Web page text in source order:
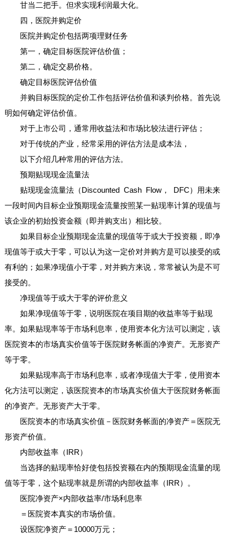
甘当二把手。但求实现利润最大化。
四，医院并购定价
医院并购定价包括两项理财任务
第一，确定目标医院评估价值；
第二，确定交易价格。
确定目标医院评估价值
并购目标医院的定价工作包括评估价值和谈判价格。首先说
明如何确定评估价值。
对于上市公司，通常用收益法和市场比较法进行评估；
对于传统的产业，经常采用的评估方法是成本法，
以下介绍几种常用的评估方法。
预期贴现现金流量法
贴现现金流量法（Discounted Cash Flow， DFC）用未来
一段时间内目标企业预期现金流量按照某一贴现率计算的现值与
该企业的初始投资金额（即并购支出）相比较。
如果目标企业预期现金流量的现值等于或大于投资额，即净
现值等于或大于零，可以认为这一定价对并购方是可以接受的或
有利的；如果净现值小于零，对并购方来说，常常被认为是不可
接受的。
净现值等于或大于零的评价意义
如果净现值等于零，说明医院在项目期的收益率等于贴现
率。如果贴现率等于市场利息率，使用资本化方法可以测定，该
医院资本的市场真实价值等于医院财务帐面的净资产。无形资产
等于零。
如果贴现率高于市场利息率，或者净现值大于零，使用资本
化方法可以测定，该医院资本的市场真实价值大于医院财务帐面
的净资产。无形资产大于零。
医院资本的市场真实价值－医院财务帐面的净资产＝医院无
形资产价值。
内部收益率（IRR）
当选择的贴现率恰好使包括投资额在内的预期现金流量的现
值等于零，这个贴现率就是所谓的内部收益率（IRR）。
医院净资产×内部收益率/市场利息率
＝医院资本真实的市场价值。
设医院净资产＝10000万元；